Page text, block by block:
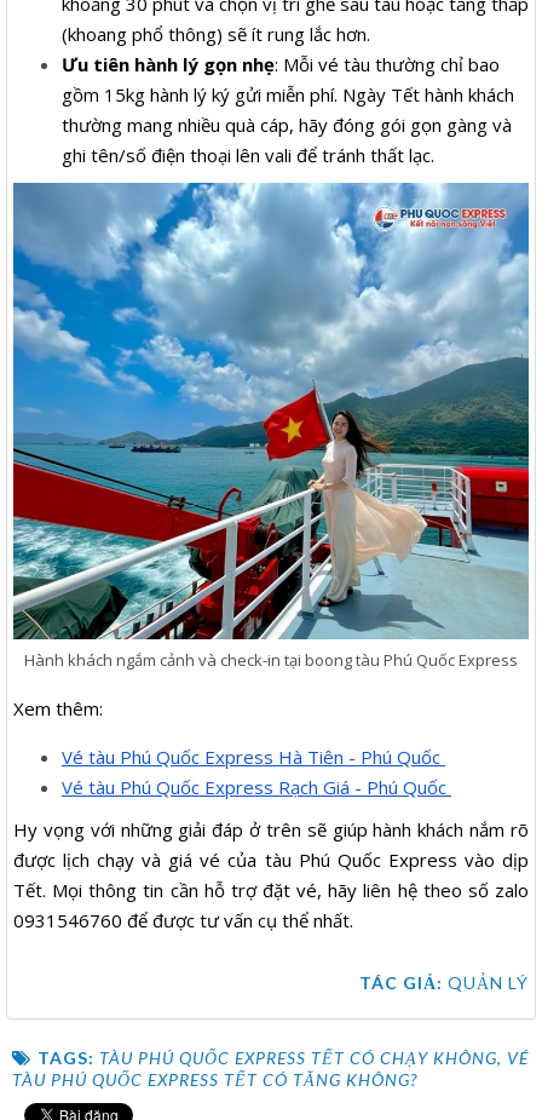
(khoang phổ thông) sẽ ít rung lắc hơn.
Ưu tiên hành lý gọn nhẹ: Mỗi vé tàu thường chỉ bao
gồm 15kg hành lý ký gửi miễn phí. Ngày Tết hành khách
thường mang nhiều quà cáp, hãy đóng gói gọn gàng và
ghi tên/số điện thoại lên vali để tránh thất lạc.
Hành khách ngắm cảnh và check-in tại boong tàu Phú Quốc Express
Xem thêm:
Vé tàu Phú Quốc Express Hà Tiên - Phú Quốc
Vé tàu Phú Quốc Express Rạch Giá - Phú Quốc
Hy vọng với những giải đáp ở trên sẽ giúp hành khách nắm rõ
được lịch chạy và giá vé của tàu Phú Quốc Express vào dịp
Tết. Mọi thông tin cần hỗ trợ đặt vé, hãy liên hệ theo số zalo
0931546760 để được tư vấn cụ thể nhất.
TÁC GIẢ: QUẢN LÝ
TAGS: TÀU PHÚ QUỐC EXPRESS TẾT CÓ CHẠY KHÔNG, VÉ
TÀU PHÚ QUỐC EXPRESS TẾT CÓ TĂNG KHÔNG?